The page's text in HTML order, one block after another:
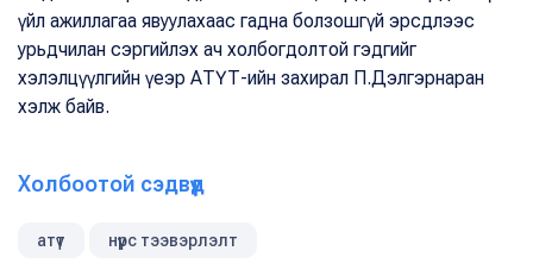
үйл ажиллагаа явуулахаас гадна болзошгүй эрсдлээс
урьдчилан сэргийлэх ач холбогдолтой гэдгийг
хэлэлцүүлгийн үеэр АТҮТ-ийн захирал П.Дэлгэрнаран
хэлж байв.
Холбоотой сэдвүүд
атүт нүүрс тээвэрлэлт